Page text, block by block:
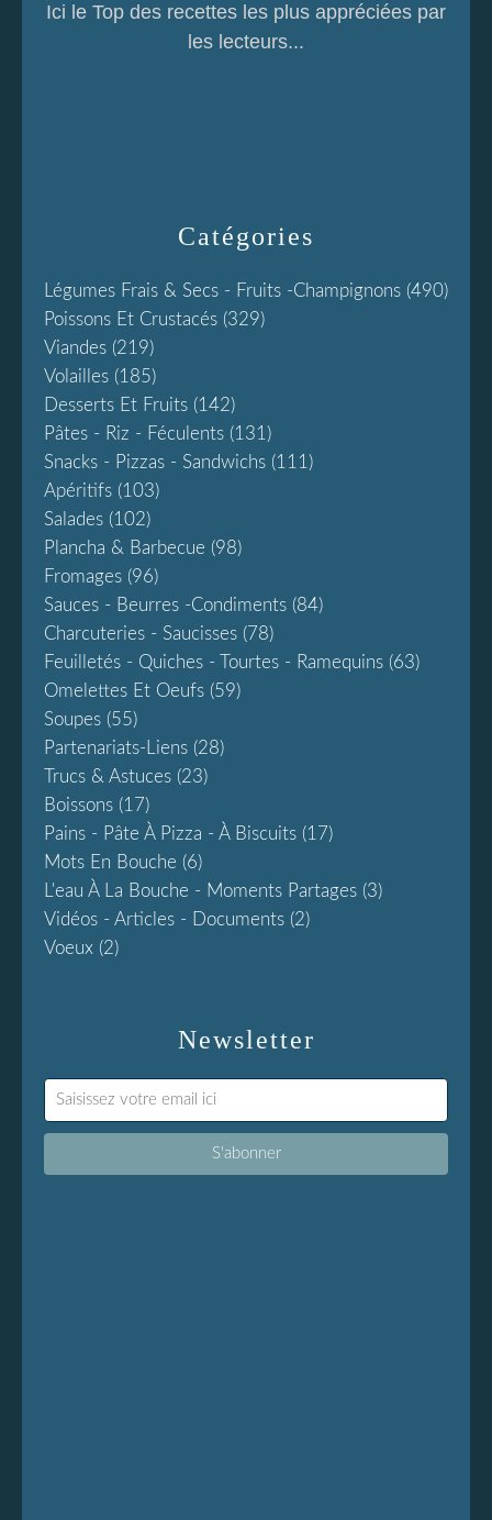
Newsletter
Catégories
Légumes Frais & Secs - Fruits -champignons (490)
Poissons Et Crustacés (329)
Viandes (219)
Volailles (185)
Desserts Et Fruits (142)
Pâtes - Riz - Féculents (131)
Snacks - Pizzas - Sandwichs (111)
Apéritifs (103)
Salades (102)
Plancha & Barbecue (98)
Fromages (96)
Sauces - Beurres -condiments (84)
Charcuteries - Saucisses (78)
Feuilletés - Quiches - Tourtes - Ramequins (63)
Omelettes Et Oeufs (59)
Soupes (55)
Partenariats-Liens (28)
Trucs & Astuces (23)
Boissons (17)
Pains - Pâte À Pizza - À Biscuits (17)
Mots En Bouche (6)
L'eau À La Bouche - Moments Partages (3)
Vidéos - Articles - Documents (2)
Voeux (2)
Ici le Top des recettes les plus appréciées par
les lecteurs...